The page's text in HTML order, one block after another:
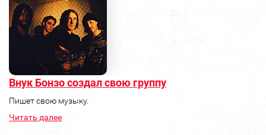
Внук Бонзо создал свою группу
Пишет свою музыку.
Читать далее